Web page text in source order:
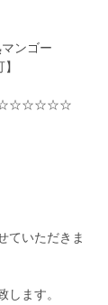
ンゴー
ていただきま
ます。